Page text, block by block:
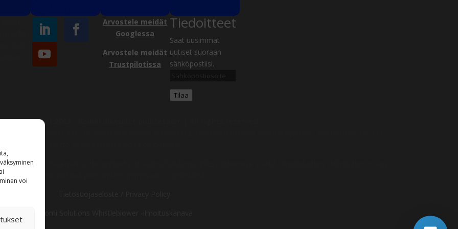
voi
Arvostele meidät
Googlessa
Arvostele meidät
Trustpilotissa
Tiedoitteet
Saat uusimmat
uutiset suoraan
sähköpostiisi.
Tilaa
est.2003 -
ja muu materiaali, on Suomi Solutionsin omaisuutta, ellei toisin mainita. Sisällön kopiointi, levittäminen tai muu
and other materials, is the property of Suomi Solutions unless otherwise stated. Reproduction, distribution or any